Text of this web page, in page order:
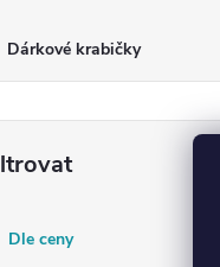
Dárkové krabičky
Dle ceny